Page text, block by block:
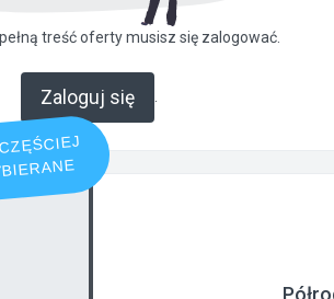
treść oferty musisz się zalogować.
Zaloguj się